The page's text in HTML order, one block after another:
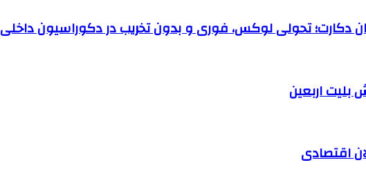
دکارت؛ تحولی لوکس، فوری و بدون تخریب در دکوراسیون داخلی
اقتصادی